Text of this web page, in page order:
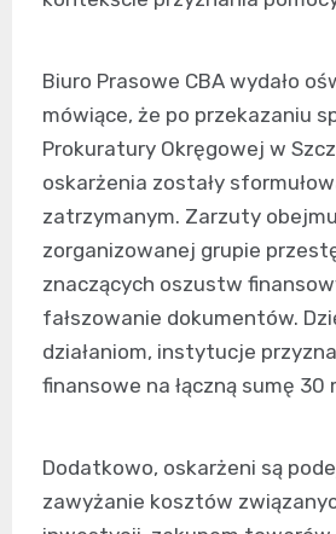
Biuro Prasowe CBA wydało
mówiące, że po przekazaniu
Prokuratury Okręgowej w
oskarżenia zostały
zatrzymanym. Zarzuty
zorganizowanej grupie
znaczących oszustw
fałszowanie dokumentów.
działaniom, instytucje
finansowe na łączną sumę 30
Dodatkowo, oskarżeni są
zawyżanie kosztów